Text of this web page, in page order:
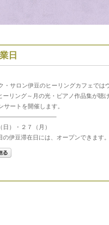
日
・サロン伊豆のヒーリングカフェでは
ーリング～月の光・ピアノ作品集が聴
ートを開催します。
）・２７（月）
の伊豆滞在日には、オープンできます